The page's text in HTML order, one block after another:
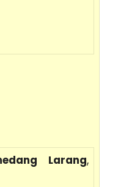
Larang,